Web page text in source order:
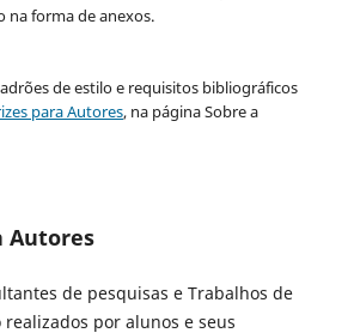
na forma de anexos.
de estilo e requisitos bibliográficos
para Autores, na página Sobre a
Autores
de pesquisas e Trabalhos de
realizados por alunos e seus